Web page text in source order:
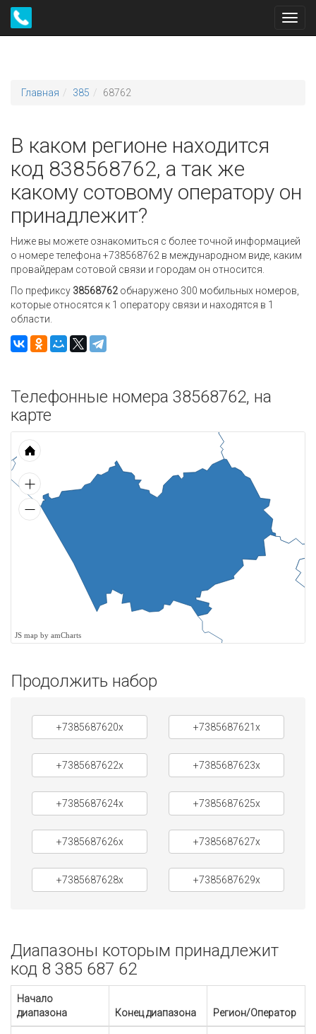
Главная 385 68762
В каком регионе находится
код 838568762, а так же
какому сотовому оператору он
принадлежит?
Ниже вы можете ознакомиться с более точной информацией
о номере телефона +738568762 в международном виде, каким
провайдерам сотовой связи и городам он относится.
По префиксу 38568762 обнаружено 300 мобильных номеров,
которые относятся к 1 оператору связи и находятся в 1
области.
Телефонные номера 38568762, на
карте
JS map by amCharts
Продолжить набор
+7385687620x +7385687621x
+7385687622x +7385687623x
+7385687624x +7385687625x
+7385687626x +7385687627x
+7385687628x +7385687629x
Диапазоны которым принадлежит
код 8 385 687 62
Начало
диапазона
Конец диапазона Регион/Оператор